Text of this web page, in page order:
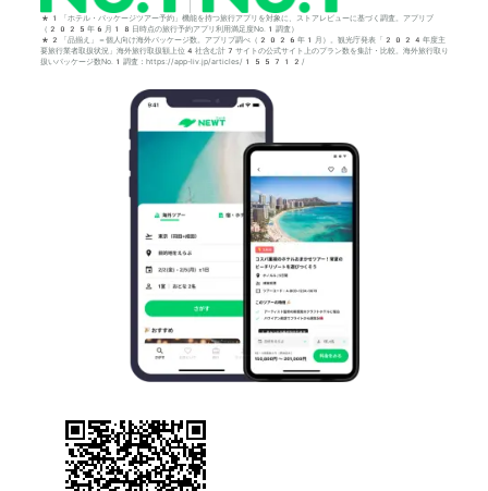
*1「ホテル・パッケージツアー予約」機能を持つ旅行アプリを対象に、ストアレビューに基づく調査。アプリブ
（2025年6月18日時点の旅行予約アプリ利用満足度No.1調査）
*2「品揃え」＝個人向け海外パッケージ数。アプリブ調べ（2026年1月）。観光庁発表「2024年度主
要旅行業者取扱状況」海外旅行取扱額上位4社含む計7サイトの公式サイト上のプラン数を集計・比較。海外旅行取り
扱いパッケージ数No.1調査：https://app-liv.jp/articles/155712/